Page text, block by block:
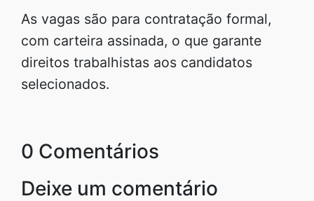
As vagas são para contratação formal,
com carteira assinada, o que garante
direitos trabalhistas aos candidatos
selecionados.
0 Comentários
Deixe um comentário